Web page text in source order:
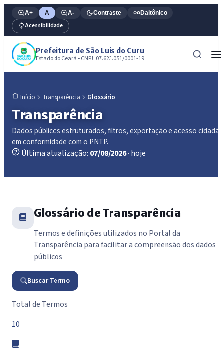
A+ A A- Contraste Daltônico
Acessibilidade
Prefeitura de São Luis do Curu
Estado do Ceará • CNPJ: 07.623.051/0001-19
Início Transparência Glossário
Transparência
Dados públicos estruturados, filtros, exportação e acesso
em conformidade com o PNTP.
Última atualização: 07/08/2026· hoje
Glossário de Transparência
Termos e definições utilizados no Portal da
Transparência para facilitar a compreensão dos dados
públicos
Buscar Termo
Resumo do Glossário
Total de Termos
10